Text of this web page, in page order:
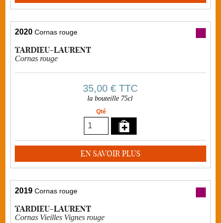
2020 Cornas rouge
TARDIEU-LAURENT
Cornas rouge
35,00 €TTC
la bouteille 75cl
Qté
EN SAVOIR PLUS
2019 Cornas rouge
TARDIEU-LAURENT
Cornas Vieilles Vignes rouge